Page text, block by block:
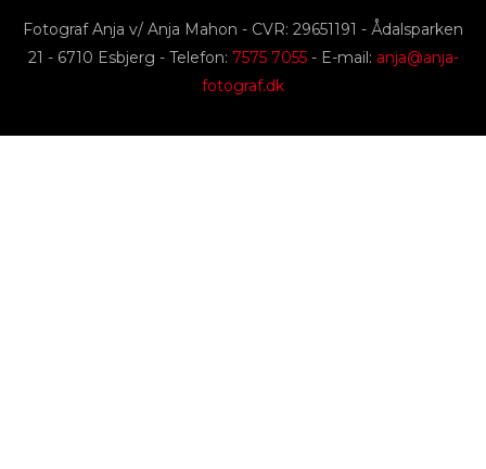
Fotograf Anja v/ Anja Mahon - CVR: 29651191 - Ådalsparken
21 - 6710 Esbjerg - Telefon: 7575 7055- E-mail: anja@anja-
fotograf.dk